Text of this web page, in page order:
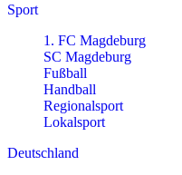
Sport
1. FC Magdeburg
SC Magdeburg
Fußball
Handball
Regionalsport
Lokalsport
Deutschland